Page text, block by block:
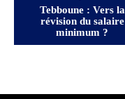
Tebboune : Vers la
révision du salaire
minimum ?